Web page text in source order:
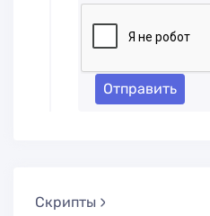
Отправить
Скрипты